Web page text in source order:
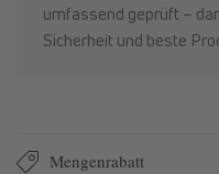
umfassend geprüft –
Sicherheit und beste
Mengenrabatt